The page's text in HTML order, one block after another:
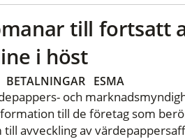
till fortsatt
i höst
BETALNINGAR ESMA
och
till de företag som
avveckling av